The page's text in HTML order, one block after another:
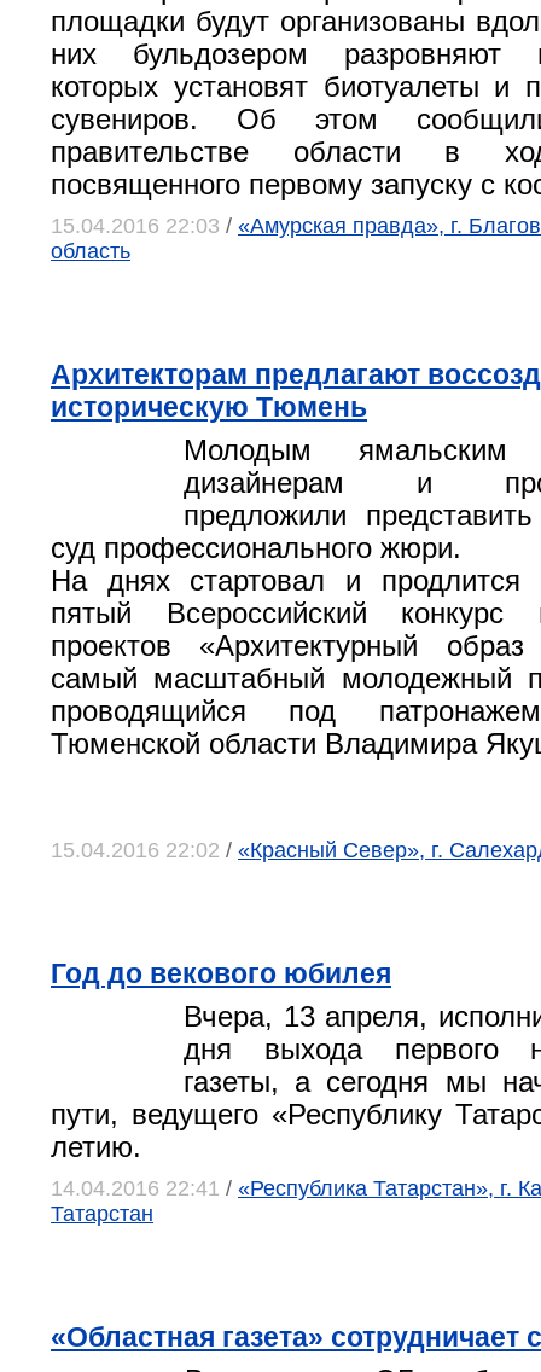
площадки будут организованы
них бульдозером разровняют
которых установят биотуалеты и
сувениров. Об этом
правительстве области в
посвященного первому запуску с
15.04.2016 22:03 / «Амурская правда», г.
область
Архитекторам предлагают
историческую Тюмень
Молодым ямальским
дизайнерам и
предложили
суд профессионального жюри.
На днях стартовал и продлится
пятый Всероссийский конкурс
проектов «Архитектурный
самый масштабный молодежный
проводящийся под
Тюменской области Владимира
15.04.2016 22:02 / «Красный Север», г.
Год до векового юбилея
Вчера, 13 апреля,
дня выхода первого
газеты, а сегодня мы
пути, ведущего «Республику
летию.
14.04.2016 22:41 / «Республика Татарстан», г.
Татарстан
«Областная газета» сотрудничает